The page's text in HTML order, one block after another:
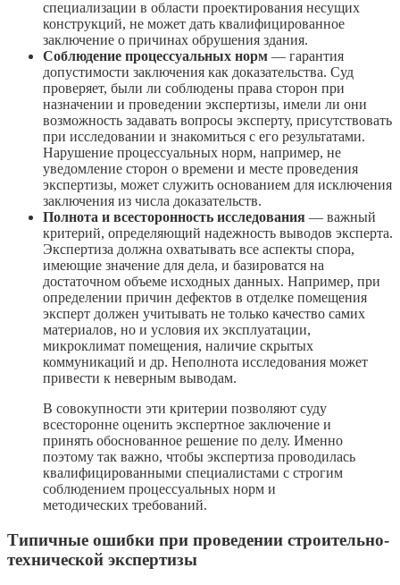
специализации в области проектирования несущих
конструкций, не может дать квалифицированное
заключение о причинах обрушения здания.
Соблюдение процессуальных норм — гарантия
допустимости заключения как доказательства. Суд
проверяет, были ли соблюдены права сторон при
назначении и проведении экспертизы, имели ли они
возможность задавать вопросы эксперту, присутствовать
при исследовании и знакомиться с его результатами.
Нарушение процессуальных норм, например, не
уведомление сторон о времени и месте проведения
экспертизы, может служить основанием для исключения
заключения из числа доказательств.
Полнота и всесторонность исследования — важный
критерий, определяющий надежность выводов эксперта.
Экспертиза должна охватывать все аспекты спора,
имеющие значение для дела, и базироватся на
достаточном объеме исходных данных. Например, при
определении причин дефектов в отделке помещения
эксперт должен учитывать не только качество самих
материалов, но и условия их эксплуатации,
микроклимат помещения, наличие скрытых
коммуникаций и др. Неполнота исследования может
привести к неверным выводам.
В совокупности эти критерии позволяют суду
всесторонне оценить экспертное заключение и
принять обоснованное решение по делу. Именно
поэтому так важно, чтобы экспертиза проводилась
квалифицированными специалистами с строгим
соблюдением процессуальных норм и
методических требований.
Типичные ошибки при проведении строительно-
технической экспертизы